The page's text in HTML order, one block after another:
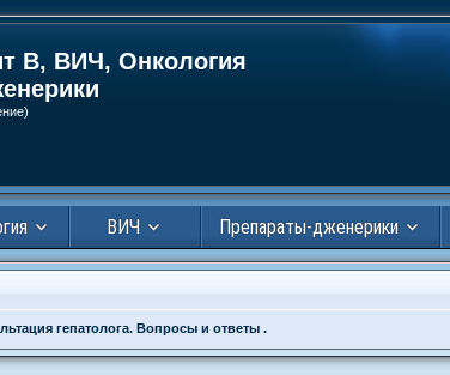
В, ВИЧ, Онкология
ВИЧ Препараты-дженерики
гепатолога. Вопросы и ответы .